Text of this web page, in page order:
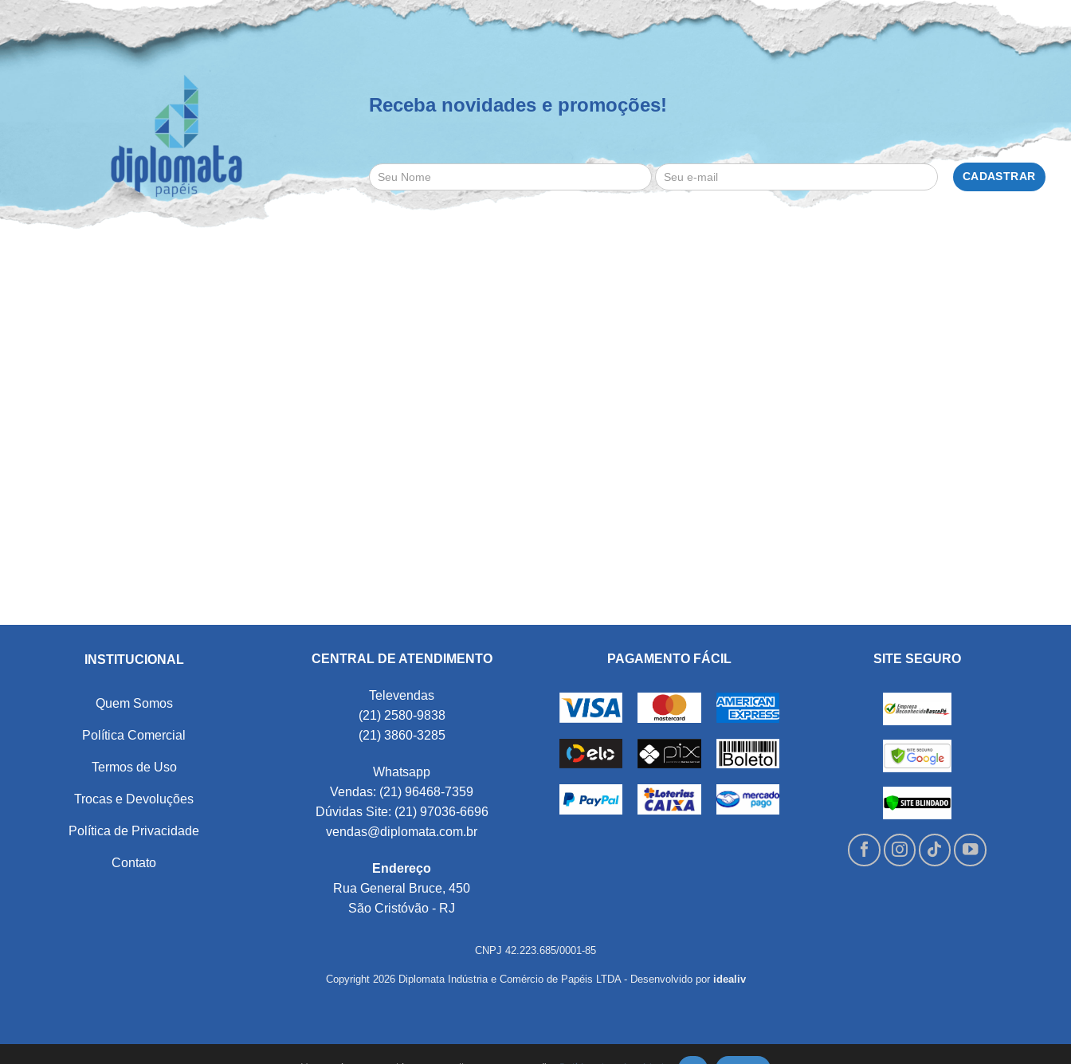
Receba novidades e promoções!
INSTITUCIONAL
Quem Somos
Política Comercial
Termos de Uso
Trocas e Devoluções
Política de Privacidade
Contato
CENTRAL DE ATENDIMENTO
Televendas
(21) 2580-9838
(21) 3860-3285
Whatsapp
Vendas: (21) 96468-7359
Dúvidas Site: (21) 97036-6696
vendas@diplomata.com.br
Endereço
Rua General Bruce, 450
São Cristóvão - RJ
PAGAMENTO FÁCIL SITE SEGURO
CNPJ 42.223.685/0001-85
Copyright 2026 Diplomata Indústria e Comércio de Papéis LTDA - Desenvolvido por idealiv